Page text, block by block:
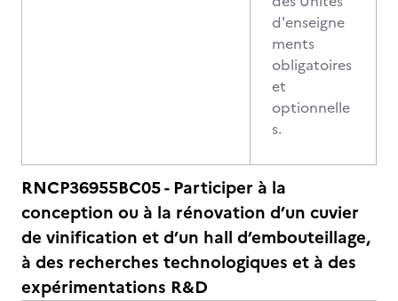
d'enseigne
ments
obligatoires
et
optionnelle
s.
RNCP36955BC05 - Participer à la
conception ou à la rénovation d’un cuvier
de vinification et d’un hall d’embouteillage,
à des recherches technologiques et à des
expérimentations R&D